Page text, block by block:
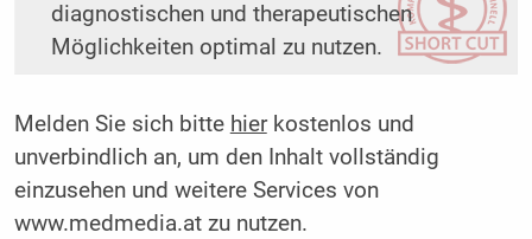
diagnostischen und therapeutischen
Möglichkeiten optimal zu nutzen.
Melden Sie sich bitte hierkostenlos und
unverbindlich an, um den Inhalt vollständig
einzusehen und weitere Services von
www.medmedia.at zu nutzen.